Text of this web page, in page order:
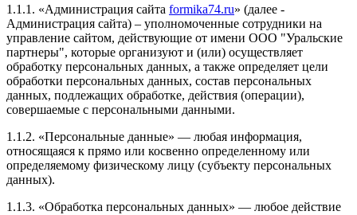
1.1.1. «Администрация сайта formika74.ru» (далее -
Администрация сайта) – уполномоченные сотрудники на
управление сайтом, действующие от имени ООО "Уральские
партнеры", которые организуют и (или) осуществляет
обработку персональных данных, а также определяет цели
обработки персональных данных, состав персональных
данных, подлежащих обработке, действия (операции),
совершаемые с персональными данными.
1.1.2. «Персональные данные» — любая информация,
относящаяся к прямо или косвенно определенному или
определяемому физическому лицу (субъекту персональных
данных).
1.1.3. «Обработка персональных данных» — любое действие